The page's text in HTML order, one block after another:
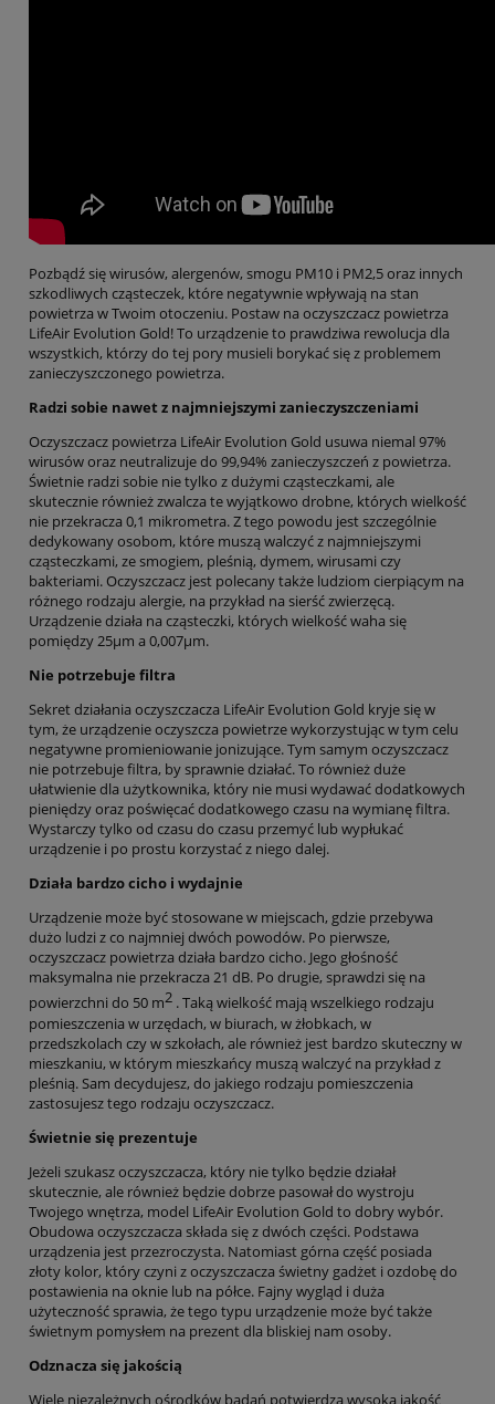
Pozbądź się wirusów, alergenów, smogu PM10 i PM2,5 oraz innych
szkodliwych cząsteczek, które negatywnie wpływają na stan
powietrza w Twoim otoczeniu. Postaw na oczyszczacz powietrza
LifeAir Evolution Gold! To urządzenie to prawdziwa rewolucja dla
wszystkich, którzy do tej pory musieli borykać się z problemem
zanieczyszczonego powietrza.
Radzi sobie nawet z najmniejszymi zanieczyszczeniami
Oczyszczacz powietrza LifeAir Evolution Gold usuwa niemal 97%
wirusów oraz neutralizuje do 99,94% zanieczyszczeń z powietrza.
Świetnie radzi sobie nie tylko z dużymi cząsteczkami, ale
skutecznie również zwalcza te wyjątkowo drobne, których wielkość
nie przekracza 0,1 mikrometra. Z tego powodu jest szczególnie
dedykowany osobom, które muszą walczyć z najmniejszymi
cząsteczkami, ze smogiem, pleśnią, dymem, wirusami czy
bakteriami. Oczyszczacz jest polecany także ludziom cierpiącym na
różnego rodzaju alergie, na przykład na sierść zwierzęcą.
Urządzenie działa na cząsteczki, których wielkość waha się
pomiędzy 25µm a 0,007µm.
Nie potrzebuje filtra
Sekret działania oczyszczacza LifeAir Evolution Gold kryje się w
tym, że urządzenie oczyszcza powietrze wykorzystując w tym celu
negatywne promieniowanie jonizujące. Tym samym oczyszczacz
nie potrzebuje filtra, by sprawnie działać. To również duże
ułatwienie dla użytkownika, który nie musi wydawać dodatkowych
pieniędzy oraz poświęcać dodatkowego czasu na wymianę filtra.
Wystarczy tylko od czasu do czasu przemyć lub wypłukać
urządzenie i po prostu korzystać z niego dalej.
Działa bardzo cicho i wydajnie
Urządzenie może być stosowane w miejscach, gdzie przebywa
dużo ludzi z co najmniej dwóch powodów. Po pierwsze,
oczyszczacz powietrza działa bardzo cicho. Jego głośność
maksymalna nie przekracza 21 dB. Po drugie, sprawdzi się na
powierzchni do 50 m2 . Taką wielkość mają wszelkiego rodzaju
pomieszczenia w urzędach, w biurach, w żłobkach, w
przedszkolach czy w szkołach, ale również jest bardzo skuteczny w
mieszkaniu, w którym mieszkańcy muszą walczyć na przykład z
pleśnią. Sam decydujesz, do jakiego rodzaju pomieszczenia
zastosujesz tego rodzaju oczyszczacz.
Świetnie się prezentuje
Jeżeli szukasz oczyszczacza, który nie tylko będzie działał
skutecznie, ale również będzie dobrze pasował do wystroju
Twojego wnętrza, model LifeAir Evolution Gold to dobry wybór.
Obudowa oczyszczacza składa się z dwóch części. Podstawa
urządzenia jest przezroczysta. Natomiast górna część posiada
złoty kolor, który czyni z oczyszczacza świetny gadżet i ozdobę do
postawienia na oknie lub na półce. Fajny wygląd i duża
użyteczność sprawia, że tego typu urządzenie może być także
świetnym pomysłem na prezent dla bliskiej nam osoby.
Odznacza się jakością
Wiele niezależnych ośrodków badań potwierdza wysoką jakość